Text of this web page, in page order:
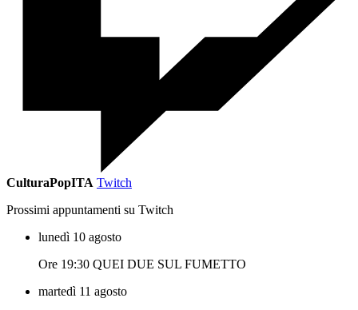
CulturaPopITA Twitch
Prossimi appuntamenti su Twitch
lunedì 10 agosto
Ore 19:30 QUEI DUE SUL FUMETTO
martedì 11 agosto